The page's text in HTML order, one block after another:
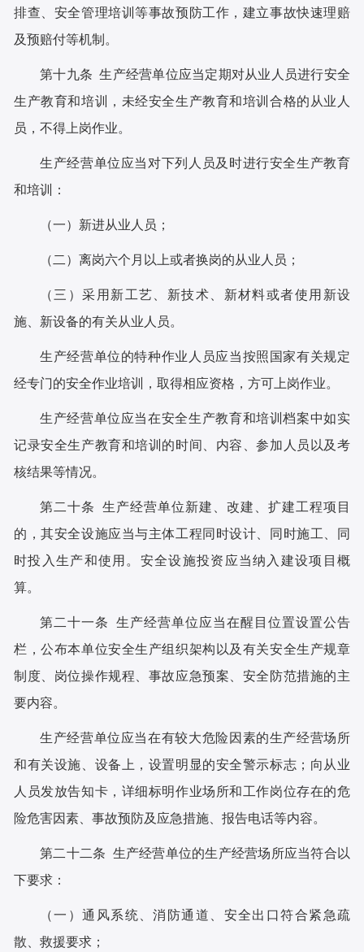
排查、安全管理培训等事故预防工作，建立事故快速理赔
及预赔付等机制。
第十九条 生产经营单位应当定期对从业人员进行安全
生产教育和培训，未经安全生产教育和培训合格的从业人
员，不得上岗作业。
生产经营单位应当对下列人员及时进行安全生产教育
和培训：
（一）新进从业人员；
（二）离岗六个月以上或者换岗的从业人员；
（三）采用新工艺、新技术、新材料或者使用新设
施、新设备的有关从业人员。
生产经营单位的特种作业人员应当按照国家有关规定
经专门的安全作业培训，取得相应资格，方可上岗作业。
生产经营单位应当在安全生产教育和培训档案中如实
记录安全生产教育和培训的时间、内容、参加人员以及考
核结果等情况。
第二十条 生产经营单位新建、改建、扩建工程项目
的，其安全设施应当与主体工程同时设计、同时施工、同
时投入生产和使用。安全设施投资应当纳入建设项目概
算。
第二十一条 生产经营单位应当在醒目位置设置公告
栏，公布本单位安全生产组织架构以及有关安全生产规章
制度、岗位操作规程、事故应急预案、安全防范措施的主
要内容。
生产经营单位应当在有较大危险因素的生产经营场所
和有关设施、设备上，设置明显的安全警示标志；向从业
人员发放告知卡，详细标明作业场所和工作岗位存在的危
险危害因素、事故预防及应急措施、报告电话等内容。
第二十二条 生产经营单位的生产经营场所应当符合以
下要求：
（一）通风系统、消防通道、安全出口符合紧急疏
散、救援要求；